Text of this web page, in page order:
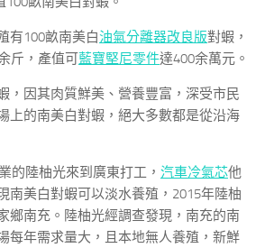
有100畝南美白油氣分離器改良版對蝦，
斤，產值可藍寶堅尼零件達400余萬元。
，因其肉質鮮美、營養豐富，深受市民
上的南美白對蝦，絕大多數都是從沿海
的陸柚光來到廣東打工， 汽車冷氣芯他
南美白對蝦可以淡水養殖，2015年陸柚
鄉南充。陸柚光經調查發現，南充的南
每年需求量大，且本地無人養殖，新鮮